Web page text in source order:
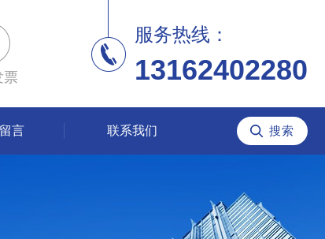
票
服务热线：
13162402280
言 联系我们